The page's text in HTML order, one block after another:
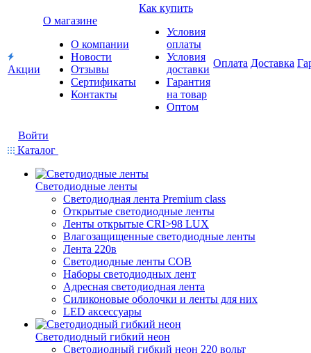
Акции
О магазине
О компании
Новости
Отзывы
Сертификаты
Контакты
Как купить
Условия
оплаты
Условия
доставки
Гарантия
на товар
Оптом
Оплата Доставка
Войти
Каталог
Светодиодные ленты
Светодиодная лента Premium class
Открытые светодиодные ленты
Ленты открытые CRI>98 LUX
Влагозащищенные светодиодные ленты
Лента 220в
Светодиодные ленты COB
Наборы светодиодных лент
Адресная светодиодная лента
Силиконовые оболочки и ленты для них
LED аксессуары
Светодиодный гибкий неон
Светодиодный гибкий неон 220 вольт